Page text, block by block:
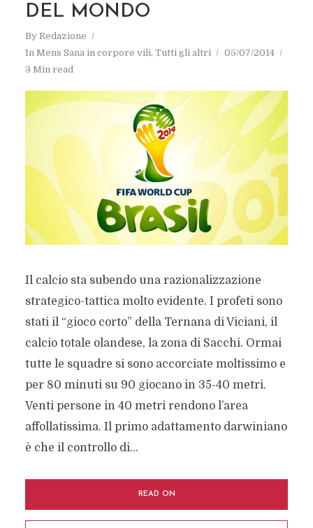
DEL MONDO
By Redazione
In Mens Sana in corpore vili, Tutti gli altri
05/07/2014
3 Min read
Il calcio sta subendo una razionalizzazione
strategico-tattica molto evidente. I profeti sono
stati il “gioco corto” della Ternana di Viciani, il
calcio totale olandese, la zona di Sacchi. Ormai
tutte le squadre si sono accorciate moltissimo e
per 80 minuti su 90 giocano in 35-40 metri.
Venti persone in 40 metri rendono l’area
affollatissima. Il primo adattamento darwiniano
è che il controllo di...
READ ON